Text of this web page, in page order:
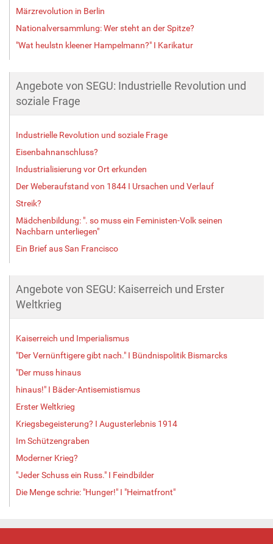
Märzrevolution in Berlin
Nationalversammlung: Wer steht an der Spitze?
"Wat heulstn kleener Hampelmann?" I Karikatur
Angebote von SEGU: Industrielle Revolution und
soziale Frage
Industrielle Revolution und soziale Frage
Eisenbahnanschluss?
Industrialisierung vor Ort erkunden
Der Weberaufstand von 1844 I Ursachen und Verlauf
Streik?
Mädchenbildung: ". so muss ein Feministen-Volk seinen
Nachbarn unterliegen"
Ein Brief aus San Francisco
Angebote von SEGU: Kaiserreich und Erster
Weltkrieg
Kaiserreich und Imperialismus
"Der Vernünftigere gibt nach." I Bündnispolitik Bismarcks
"Der muss hinaus
hinaus!" I Bäder-Antisemistismus
Erster Weltkrieg
Kriegsbegeisterung? I Augusterlebnis 1914
Im Schützengraben
Moderner Krieg?
"Jeder Schuss ein Russ." I Feindbilder
Die Menge schrie: "Hunger!" I "Heimatfront"